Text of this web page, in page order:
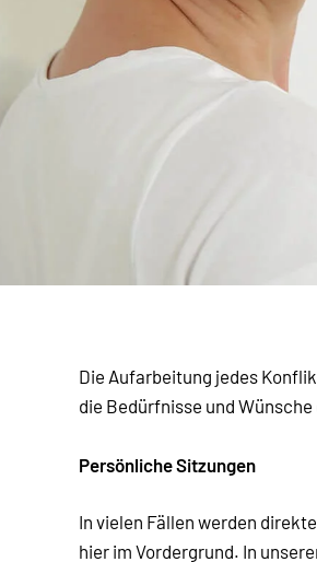
Die Aufarbeitung jedes
die Bedürfnisse und
Persönliche Sitzungen
In vielen Fällen werden
hier im Vordergrund. In